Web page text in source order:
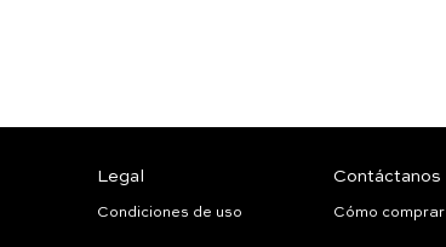
Legal
Condiciones de uso
Contáctanos
Cómo comprar